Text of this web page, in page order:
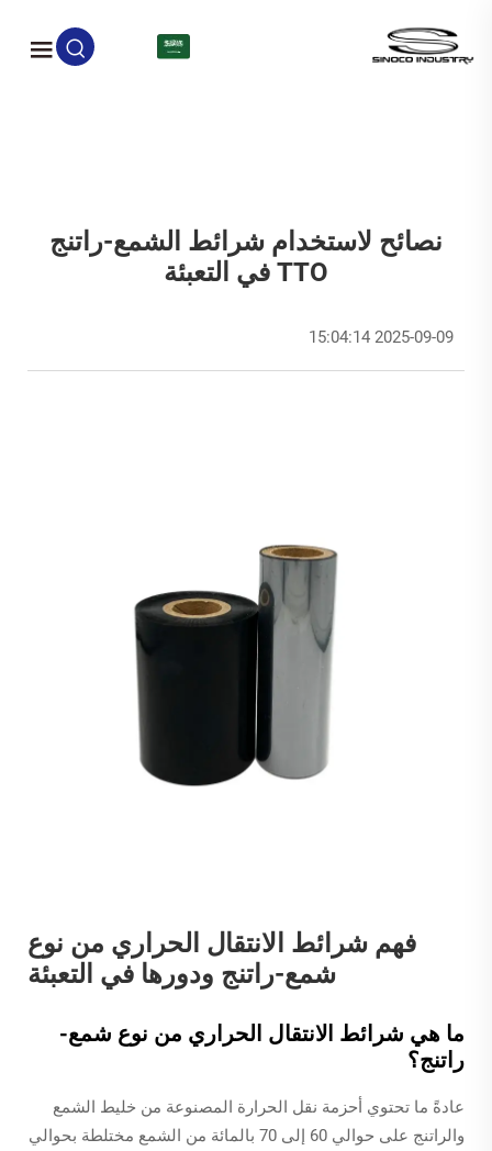
نصائح لاستخدام شرائط الشمع-راتنج
TTO في التعبئة
2025-09-09 15:04:14
فهم شرائط الانتقال الحراري من نوع
شمع-راتنج ودورها في التعبئة
ما هي شرائط الانتقال الحراري من نوع شمع-
راتنج؟
عادةً ما تحتوي أحزمة نقل الحرارة المصنوعة من خليط الشمع
والراتنج على حوالي 60 إلى 70 بالمائة من الشمع مختلطة بحوالي